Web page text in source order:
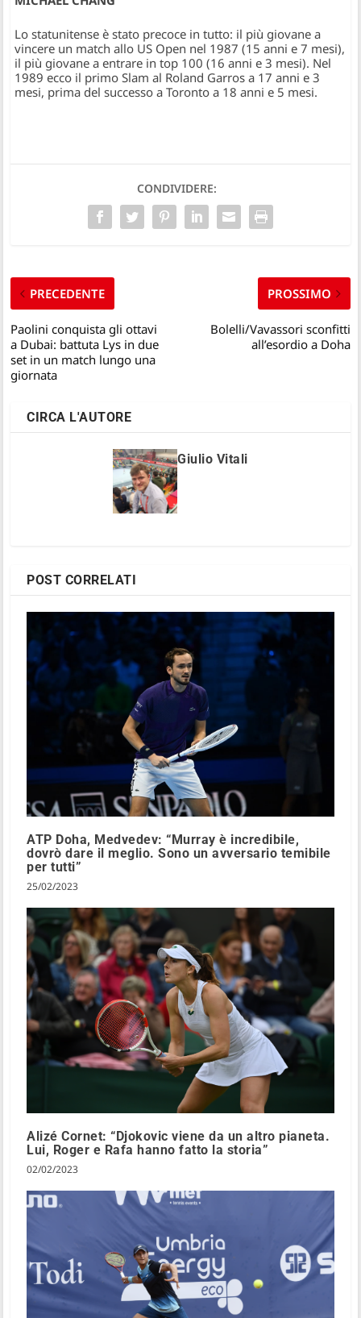
Lo statunitense è stato precoce in tutto: il più giovane a
vincere un match allo US Open nel 1987 (15 anni e 7 mesi),
il più giovane a entrare in top 100 (16 anni e 3 mesi). Nel
1989 ecco il primo Slam al Roland Garros a 17 anni e 3
mesi, prima del successo a Toronto a 18 anni e 5 mesi.
CONDIVIDERE:
PRECEDENTE
Paolini conquista gli ottavi
a Dubai: battuta Lys in due
set in un match lungo una
giornata
PROSSIMO
Bolelli/Vavassori sconfitti
all’esordio a Doha
CIRCA L'AUTORE
Giulio Vitali
POST CORRELATI
ATP Doha, Medvedev: “Murray è incredibile,
dovrò dare il meglio. Sono un avversario temibile
per tutti”
25/02/2023
Alizé Cornet: “Djokovic viene da un altro pianeta.
Lui, Roger e Rafa hanno fatto la storia”
02/02/2023